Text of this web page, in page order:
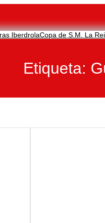
IberdrolaCopa de S.M. La
Etiqueta: